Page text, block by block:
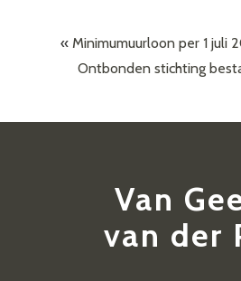
« Minimumuurloon per 1 juli
Ontbonden stichting
Van
van der